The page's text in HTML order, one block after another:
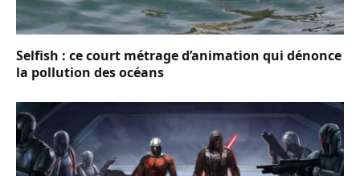
Selfish : ce court métrage d’animation qui dénonce
la pollution des océans